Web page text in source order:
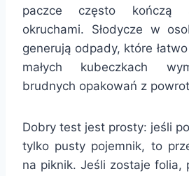
paczce często kończą
okruchami. Słodycze w
generują odpady, które
małych kubeczkach
brudnych opakowań z
Dobry test jest prosty: jeśli
tylko pusty pojemnik, to
na piknik. Jeśli zostaje folia,